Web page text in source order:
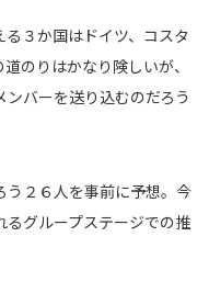
３か国はドイツ、コスタ
のりはかなり険しいが、
バーを送り込むのだろう
２６人を事前に予想。今
グループステージでの推